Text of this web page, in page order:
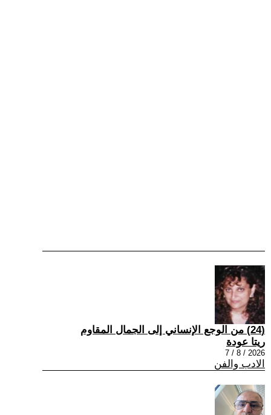
(24) من الوجع الإنساني إلى الجمال المقاوم
ريتا عودة
2026 / 8 / 7
الادب والفن